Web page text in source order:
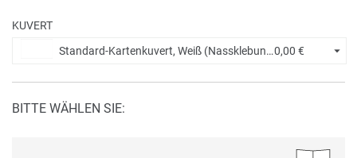
KUVERT
Standard-Kartenkuvert, Weiß (Nassklebung) +0,00 €
BITTE WÄHLEN SIE: